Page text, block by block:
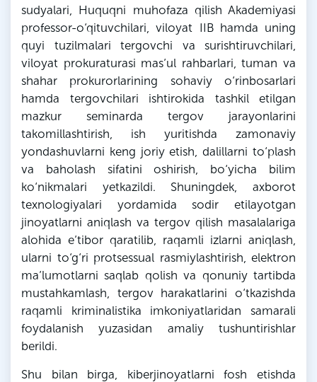
sudyalari, Huquqni muhofaza qilish Akademiyasi
professor-o‘qituvchilari, viloyat IIB hamda uning
quyi tuzilmalari tergovchi va surishtiruvchilari,
viloyat prokuraturasi mas’ul rahbarlari, tuman va
shahar prokurorlarining sohaviy o‘rinbosarlari
hamda tergovchilari ishtirokida tashkil etilgan
mazkur seminarda tergov jarayonlarini
takomillashtirish, ish yuritishda zamonaviy
yondashuvlarni keng joriy etish, dalillarni to‘plash
va baholash sifatini oshirish, bo‘yicha bilim
ko‘nikmalari yetkazildi. Shuningdek, axborot
texnologiyalari yordamida sodir etilayotgan
jinoyatlarni aniqlash va tergov qilish masalalariga
alohida e’tibor qaratilib, raqamli izlarni aniqlash,
ularni to‘g‘ri protsessual rasmiylashtirish, elektron
ma’lumotlarni saqlab qolish va qonuniy tartibda
mustahkamlash, tergov harakatlarini o‘tkazishda
raqamli kriminalistika imkoniyatlaridan samarali
foydalanish yuzasidan amaliy tushuntirishlar
berildi.
Shu bilan birga, kiberjinoyatlarni fosh etishda